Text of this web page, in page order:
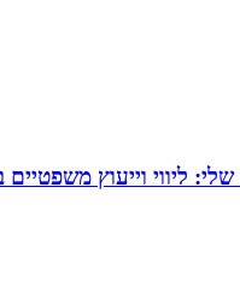
ליווי וייעוץ